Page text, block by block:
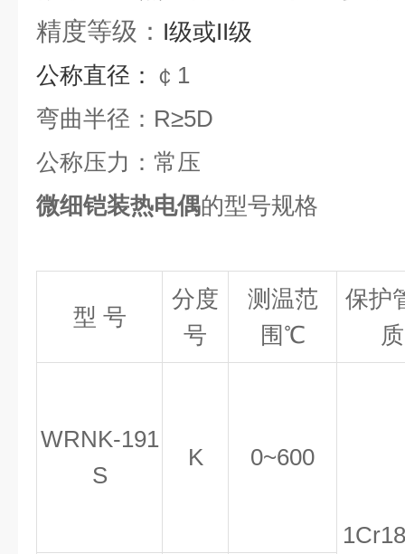
精度等级： I级或II级
公称直径： ￠1
弯曲半径：R≥5D
公称压力：常压
微细铠装热电偶的型号规格
型 号
分度
号
测温范
围℃
保护
质
WRNK-191
S
K 0~600